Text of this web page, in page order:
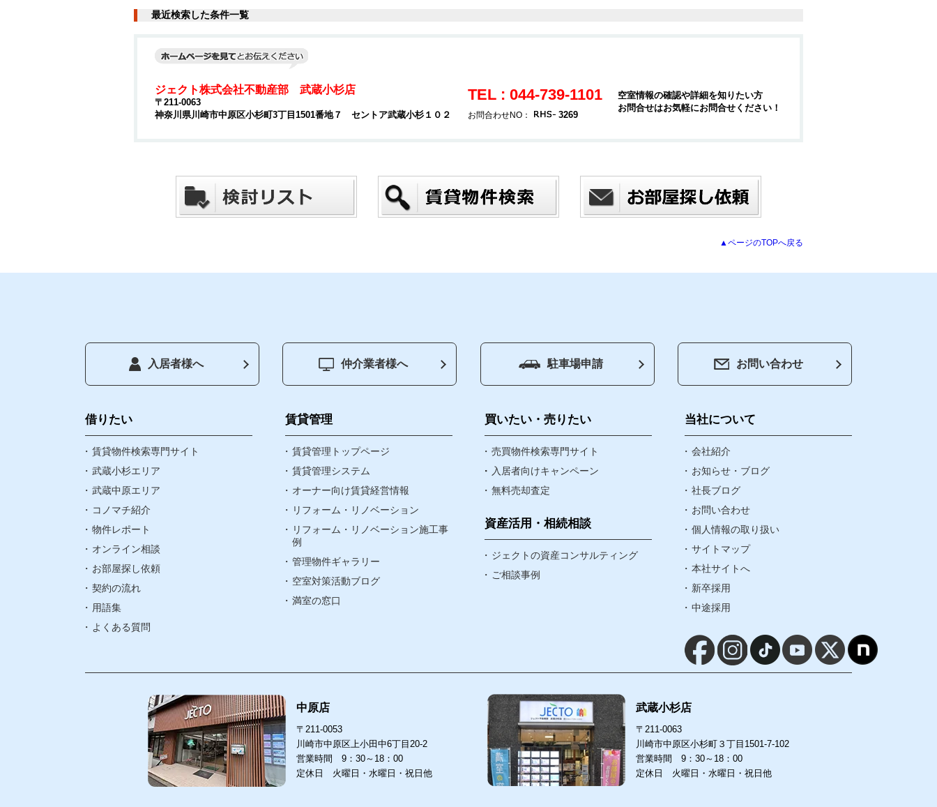
トップページ
借りたい
お気に入り物件
閲覧履歴
町名検索
武蔵小杉エリア
武蔵中原エリア
賃貸管理
資産・相続
なんでも相談窓口
賃貸リノベ
会社紹介
お知らせ・ブログ
社長ブログ
お問い合わせ
個人情報の取り扱い
サイトマップ
本社サイトへ
新卒採用
中途採用
最近検索した条件一覧
ジェクト株式会社不動産部 武蔵小杉店
〒211-0063
神奈川県川崎市中原区小杉町3丁目1501番地７ セントア武蔵小杉１０２
TEL : 044-739-1101
お問合わせNO： 3269
空室情報の確認や詳細を知りたい方
お問合せはお気軽にお問合せください！
▲ページのTOPへ戻る
入居者様へ 仲介業者様へ 駐車場申請 お問い合わせ
借りたい
賃貸物件検索専門サイト
武蔵小杉エリア
武蔵中原エリア
コノマチ紹介
物件レポート
オンライン相談
お部屋探し依頼
契約の流れ
用語集
よくある質問
賃貸管理
賃貸管理トップページ
賃貸管理システム
オーナー向け賃貸経営情報
リフォーム・リノベーション
リフォーム・リノベーション施工事
例
管理物件ギャラリー
空室対策活動ブログ
満室の窓口
買いたい・売りたい
売買物件検索専門サイト
入居者向けキャンペーン
無料売却査定
資産活用・相続相談
ジェクトの資産コンサルティング
ご相談事例
当社について
会社紹介
お知らせ・ブログ
社長ブログ
お問い合わせ
個人情報の取り扱い
サイトマップ
本社サイトへ
新卒採用
中途採用
中原店
〒211-0053
川崎市中原区上小田中6丁目20-2
営業時間 9：30～18：00
定休日 火曜日・水曜日・祝日他
武蔵小杉店
〒211-0063
川崎市中原区小杉町３丁目1501-7-102
営業時間 9：30～18：00
定休日 火曜日・水曜日・祝日他